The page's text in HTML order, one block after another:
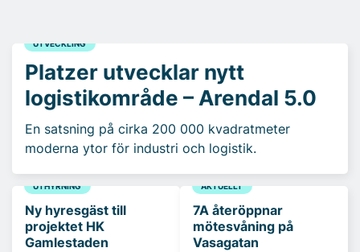
UTVECKLING
Platzer utvecklar nytt
logistikområde – Arendal 5.0
En satsning på cirka 200 000 kvadratmeter
moderna ytor för industri och logistik.
UTHYRNING
Ny hyresgäst till
projektet HK
Gamlestaden
AKTUELLT
7A återöppnar
mötesvåning på
Vasagatan